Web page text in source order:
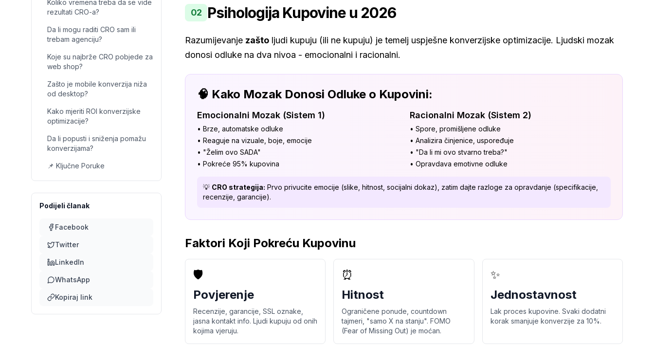
Koliko vremena treba da se vide
rezultati CRO-a?
Da li mogu raditi CRO sam ili
trebam agenciju?
Koje su najbrže CRO pobjede za
web shop?
Zašto je mobile konverzija niža
od desktop?
Kako mjeriti ROI konverzijske
optimizacije?
Da li popusti i sniženja pomažu
konverzijama?
📌 Ključne Poruke
Podijeli članak
Facebook
Twitter
LinkedIn
WhatsApp
Kopiraj link
02 Psihologija Kupovine u 2026
Razumijevanje zaštoljudi kupuju (ili ne kupuju) je temelj uspješne konverzijske optimizacije. Ljudski mozak
donosi odluke na dva nivoa - emocionalni i racionalni.
🧠 Kako Mozak Donosi Odluke o Kupovini:
Emocionalni Mozak (Sistem 1)
• Brze, automatske odluke
• Reaguje na vizuale, boje, emocije
• "Želim ovo SADA"
• Pokreće 95% kupovina
Racionalni Mozak (Sistem 2)
• Spore, promišljene odluke
• Analizira činjenice, uspoređuje
• "Da li mi ovo stvarno treba?"
• Opravdava emotivne odluke
💡 CRO strategija: Prvo privucite emocije (slike, hitnost, socijalni dokaz), zatim dajte razloge za opravdanje (specifikacije,
recenzije, garancije).
Faktori Koji Pokreću Kupovinu
🛡️
Povjerenje
Recenzije, garancije, SSL oznake,
jasna kontakt info. Ljudi kupuju od onih
kojima vjeruju.
⏰
Hitnost
Ograničene ponude, countdown
tajmeri, "samo X na stanju". FOMO
(Fear of Missing Out) je moćan.
✨
Jednostavnost
Lak proces kupovine. Svaki dodatni
korak smanjuje konverzije za 10%.